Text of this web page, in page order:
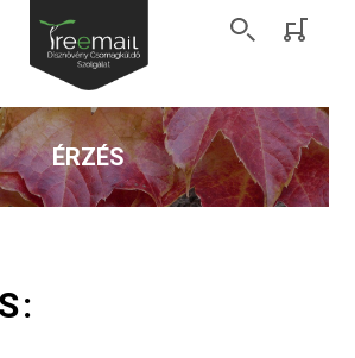
ÉRZÉS